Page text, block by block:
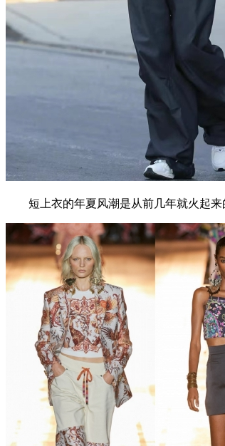
短上衣的年夏风潮是从前几年就火起来